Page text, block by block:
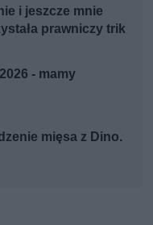
i jeszcze mnie
prawniczy trik
- mamy
mięsa z Dino.